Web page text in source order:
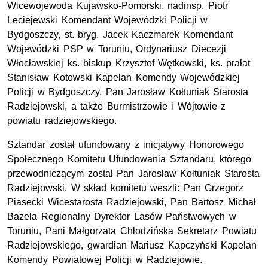
Wicewojewoda Kujawsko-Pomorski, nadinsp. Piotr
Leciejewski Komendant Wojewódzki Policji w
Bydgoszczy, st. bryg. Jacek Kaczmarek Komendant
Wojewódzki PSP w Toruniu, Ordynariusz Diecezji
Włocławskiej ks. biskup Krzysztof Wętkowski, ks. prałat
Stanisław Kotowski Kapelan Komendy Wojewódzkiej
Policji w Bydgoszczy, Pan Jarosław Kołtuniak Starosta
Radziejowski, a także Burmistrzowie i Wójtowie z
powiatu radziejowskiego.
Sztandar został ufundowany z inicjatywy Honorowego
Społecznego Komitetu Ufundowania Sztandaru, którego
przewodniczącym został Pan Jarosław Kołtuniak Starosta
Radziejowski. W skład komitetu weszli: Pan Grzegorz
Piasecki Wicestarosta Radziejowski, Pan Bartosz Michał
Bazela Regionalny Dyrektor Lasów Państwowych w
Toruniu, Pani Małgorzata Chłodzińska Sekretarz Powiatu
Radziejowskiego, gwardian Mariusz Kapczyński Kapelan
Komendy Powiatowej Policji w Radziejowie.